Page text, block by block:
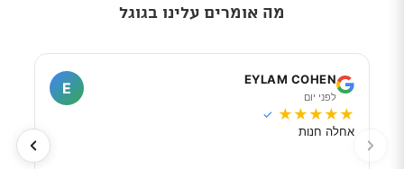
מה אומרים עלינו בגוגל
EYLAM COHEN
לפני יום
E
★
★
★
★
★
✓
אחלה חנות